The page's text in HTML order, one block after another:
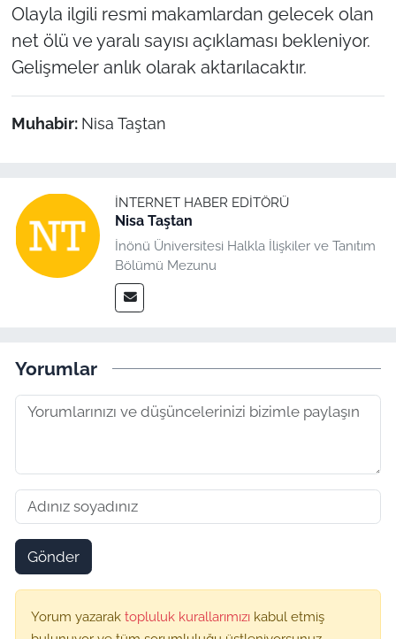
Olayla ilgili resmi makamlardan gelecek olan
net ölü ve yaralı sayısı açıklaması bekleniyor.
Gelişmeler anlık olarak aktarılacaktır.
Muhabir: Nisa Taştan
İNTERNET HABER EDITÖRÜ
Nisa Taştan
İnönü Üniversitesi Halkla İlişkiler ve Tanıtım
Bölümü Mezunu
Yorumlar
Gönder
Yorum yazarak topluluk kurallarımızı kabul etmiş